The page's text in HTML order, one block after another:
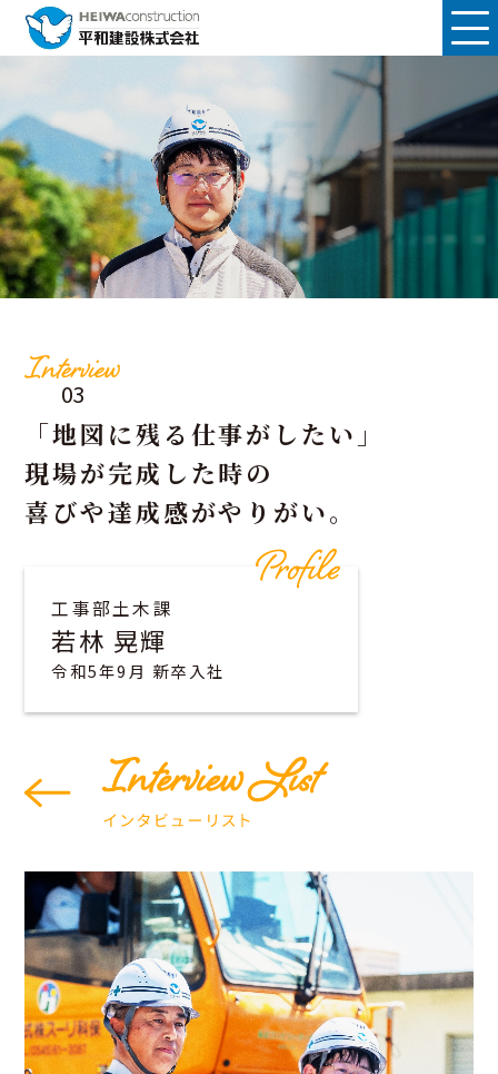
03
「地図に残る仕事がしたい」
現場が完成した時の
喜びや達成感がやりがい。
工事部土木課
若林 晃輝
令和5年9月 新卒入社